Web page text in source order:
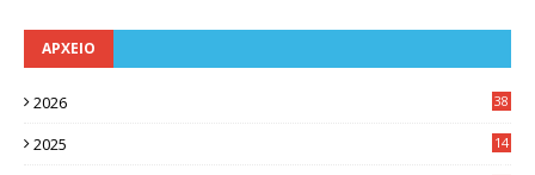
ΑΡΧΕΙΟ
2026 38
2025
14